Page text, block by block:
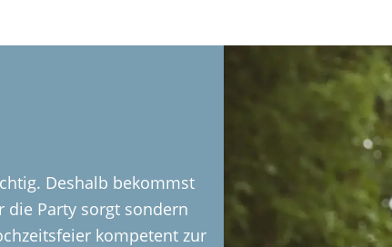
Deshalb bekommst
die Party sorgt sondern
kompetent zur